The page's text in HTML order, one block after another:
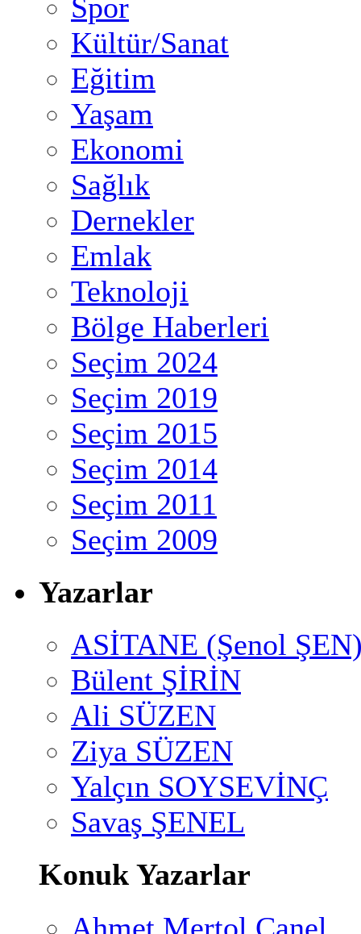
Spor
Kültür/Sanat
Eğitim
Yaşam
Ekonomi
Sağlık
Dernekler
Emlak
Teknoloji
Bölge Haberleri
Seçim 2024
Seçim 2019
Seçim 2015
Seçim 2014
Seçim 2011
Seçim 2009
Yazarlar
ASİTANE (Şenol
Bülent ŞİRİN
Ali SÜZEN
Ziya SÜZEN
Yalçın SOYSEVİNÇ
Savaş ŞENEL
Konuk Yazarlar